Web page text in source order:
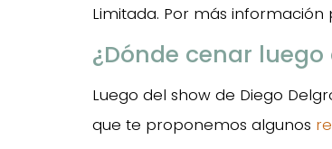
Limitada. Por más información
¿Dónde cenar luego
Luego del show de Diego
que te proponemos algunos